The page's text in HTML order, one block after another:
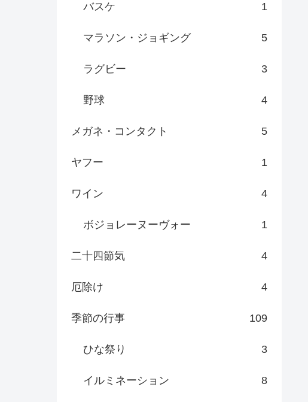
バスケ 1
マラソン・ジョギング 5
ラグビー 3
野球 4
メガネ・コンタクト 5
ヤフー 1
ワイン 4
ボジョレーヌーヴォー 1
二十四節気 4
厄除け 4
季節の行事 109
ひな祭り 3
イルミネーション 8